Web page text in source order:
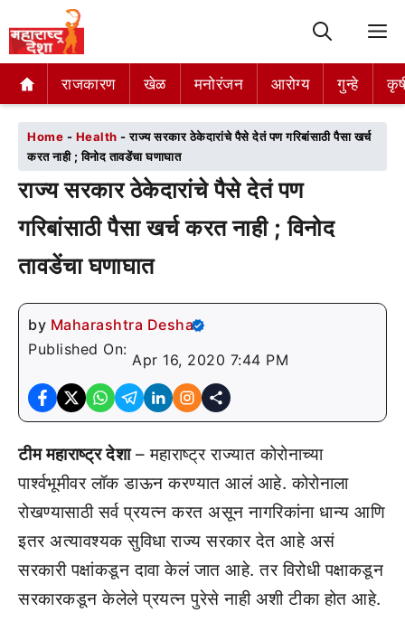
राजकारण खेळ मनोरंजन आरोग्य गुन्हे
राजकारण खेळ मनोरंजन आरोग्य गुन्हे
Home - Health -राज्य सरकार ठेकेदारांचे पैसे देतं पण गरिबांसाठी पैसा खर्च
करत नाही ; विनोद तावडेंचा घणाघात
राज्य सरकार ठेकेदारांचे पैसे देतं पण
गरिबांसाठी पैसा खर्च करत नाही ; विनोद
तावडेंचा घणाघात
by Maharashtra Desha
Published On:
Apr 16, 2020 7:44 PM
टीम महाराष्ट्र देशा– महाराष्ट्र राज्यात कोरोनाच्या
पार्श्वभूमीवर लॉक डाऊन करण्यात आलं आहे. कोरोनाला
रोखण्यासाठी सर्व प्रयत्न करत असून नागरिकांना धान्य आणि
इतर अत्यावश्यक सुविधा राज्य सरकार देत आहे असं
सरकारी पक्षांकडून दावा केलं जात आहे. तर विरोधी पक्षाकडून
सरकारकडून केलेले प्रयत्न पुरेसे नाही अशी टीका होत आहे.